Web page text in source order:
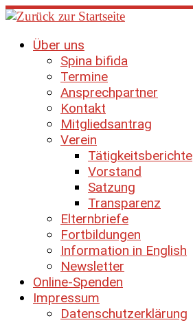
Zum
springenÜber uns
Spina bifida
Termine
Ansprechpartner
Kontakt
Mitgliedsantrag
Verein
Tätigkeitsberichte
Vorstand
Satzung
Transparenz
Elternbriefe
Fortbildungen
Information in English
Newsletter
Online-Spenden
Impressum
Datenschutzerklärung